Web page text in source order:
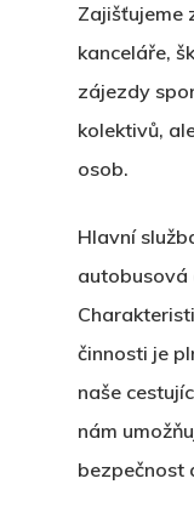
Zajišťujeme
kanceláře,
zájezdy
kolektivů,
osob.
Hlavní
autobusová
činnosti je
naše
nám
bezpečnost